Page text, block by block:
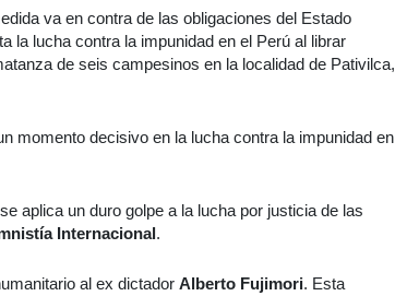
va en contra de las obligaciones del Estado
la lucha contra la impunidad en el Perú al librar
de seis campesinos en la localidad de Pativilca,
momento decisivo en la lucha contra la impunidad en
se aplica un duro golpe a la lucha por justicia de las
Internacional.
al ex dictador Alberto Fujimori. Esta